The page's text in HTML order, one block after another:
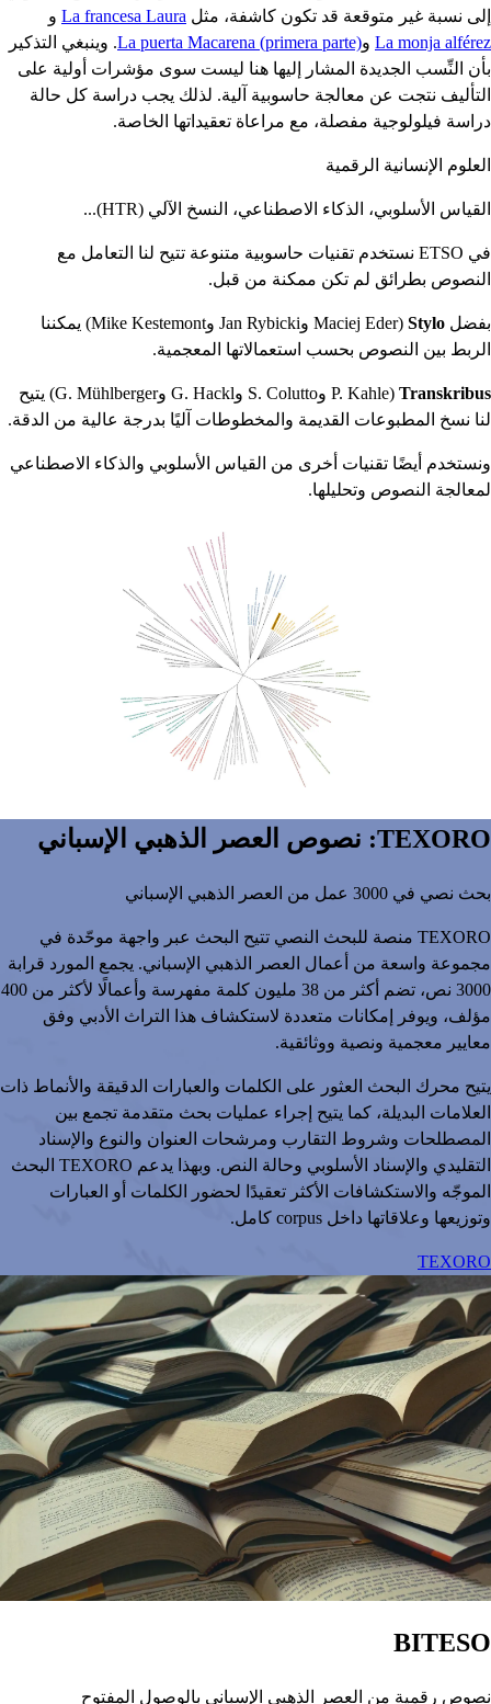
إلى نسبة غير متوقعة قد تكون كاشفة، مثل La francesa Laura و
La monja alférez وLa puerta Macarena (primera parte). وينبغي التذكير
بأن النِّسب الجديدة المشار إليها هنا ليست سوى مؤشرات أولية على
التأليف نتجت عن معالجة حاسوبية آلية. لذلك يجب دراسة كل حالة
دراسة فيلولوجية مفصلة، مع مراعاة تعقيداتها الخاصة.
العلوم الإنسانية الرقمية
القياس الأسلوبي، الذكاء الاصطناعي، النسخ الآلي (HTR)...
في ETSO نستخدم تقنيات حاسوبية متنوعة تتيح لنا التعامل مع
النصوص بطرائق لم تكن ممكنة من قبل.
بفضل Stylo
(Maciej Eder وJan Rybicki وMike Kestemont) يمكننا
الربط بين النصوص بحسب استعمالاتها المعجمية.
Transkribus
(P. Kahle وS. Colutto وG. Hackl وG. Mühlberger) يتيح
لنا نسخ المطبوعات القديمة والمخطوطات آليًا بدرجة عالية من الدقة.
ونستخدم أيضًا تقنيات أخرى من القياس الأسلوبي والذكاء الاصطناعي
لمعالجة النصوص وتحليلها.
TEXORO: نصوص العصر الذهبي الإسباني
بحث نصي في 3000 عمل من العصر الذهبي الإسباني
TEXORO منصة للبحث النصي تتيح البحث عبر واجهة موحّدة في
مجموعة واسعة من أعمال العصر الذهبي الإسباني. يجمع المورد قرابة
3000 نص، تضم أكثر من 38 مليون كلمة مفهرسة وأعمالًا لأكثر من 400
مؤلف، ويوفر إمكانات متعددة لاستكشاف هذا التراث الأدبي وفق
معايير معجمية ونصية ووثائقية.
يتيح محرك البحث العثور على الكلمات والعبارات الدقيقة والأنماط ذات
العلامات البديلة، كما يتيح إجراء عمليات بحث متقدمة تجمع بين
المصطلحات وشروط التقارب ومرشحات العنوان والنوع والإسناد
التقليدي والإسناد الأسلوبي وحالة النص. وبهذا يدعم TEXORO البحث
الموجّه والاستكشافات الأكثر تعقيدًا لحضور الكلمات أو العبارات
وتوزيعها وعلاقاتها داخل corpus كامل.
TEXORO
BITESO
نصوص رقمية من العصر الذهبي الإسباني بالوصول المفتوح